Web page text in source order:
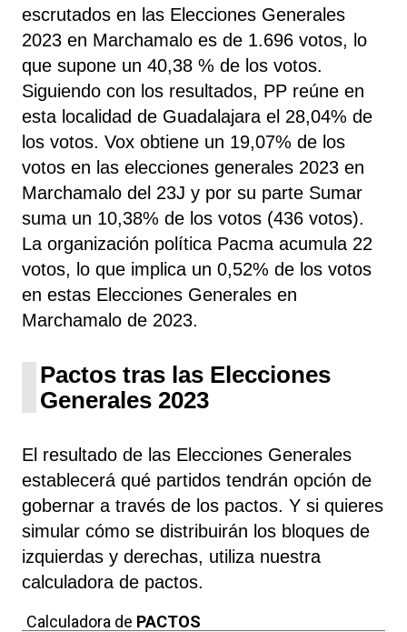
escrutados en las Elecciones Generales
2023 en Marchamalo es de 1.696 votos, lo
que supone un 40,38 % de los votos.
Siguiendo con los resultados, PP reúne en
esta localidad de Guadalajara el 28,04% de
los votos. Vox obtiene un 19,07% de los
votos en las elecciones generales 2023 en
Marchamalo del 23J y por su parte Sumar
suma un 10,38% de los votos (436 votos).
La organización política Pacma acumula 22
votos, lo que implica un 0,52% de los votos
en estas Elecciones Generales en
Marchamalo de 2023.
Pactos tras las Elecciones
Generales 2023
El resultado de las Elecciones Generales
establecerá qué partidos tendrán opción de
gobernar a través de los pactos. Y si quieres
simular cómo se distribuirán los bloques de
izquierdas y derechas, utiliza nuestra
calculadora de pactos.
Calculadora de PACTOS